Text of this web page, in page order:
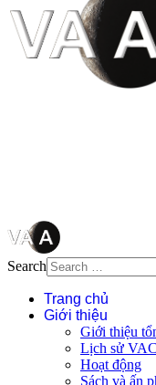
Search
Trang chủ
Giới thiệu
Giới thiệu
Lịch sử
Hoạt động
Sách và ấn